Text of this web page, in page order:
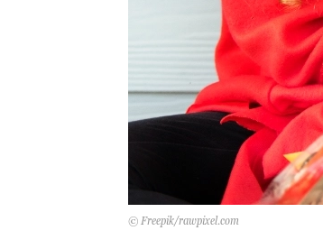
© Freepik/rawpixel.com